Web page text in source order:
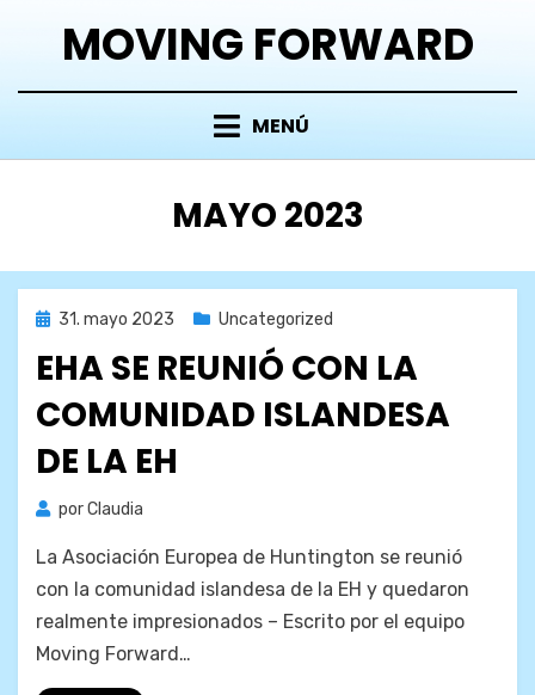
MOVING FORWARD
MENÚ
MES
:
MAYO 2023
Publicada
31. mayo 2023 Uncategorized
EHA SE REUNIÓ CON LA
COMUNIDAD ISLANDESA
DE LA EH
porClaudia
La Asociación Europea de Huntington se reunió
con la comunidad islandesa de la EH y quedaron
realmente impresionados – Escrito por el equipo
Moving Forward…